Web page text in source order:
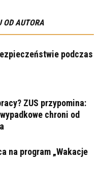
OD AUTORA
podczas
ZUS przypomina:
chroni od
na program „Wakacje